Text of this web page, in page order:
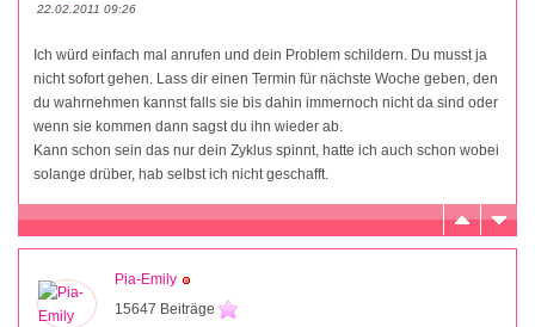
22.02.2011 09:26
Ich würd einfach mal anrufen und dein Problem schildern. Du musst ja
nicht sofort gehen. Lass dir einen Termin für nächste Woche geben, den
du wahrnehmen kannst falls sie bis dahin immernoch nicht da sind oder
wenn sie kommen dann sagst du ihn wieder ab.
Kann schon sein das nur dein Zyklus spinnt, hatte ich auch schon wobei
solange drüber, hab selbst ich nicht geschafft.
Pia-Emily
15647 Beiträge